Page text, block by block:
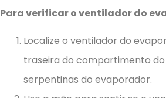
Para verificar o ventilador do
Localize o ventilador do
traseira do compartimento
serpentinas do evaporador.